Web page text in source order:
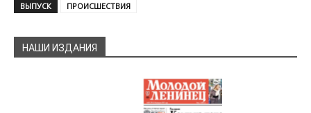
ВЫПУСК ПРОИСШЕСТВИЯ
НАШИ ИЗДАНИЯ